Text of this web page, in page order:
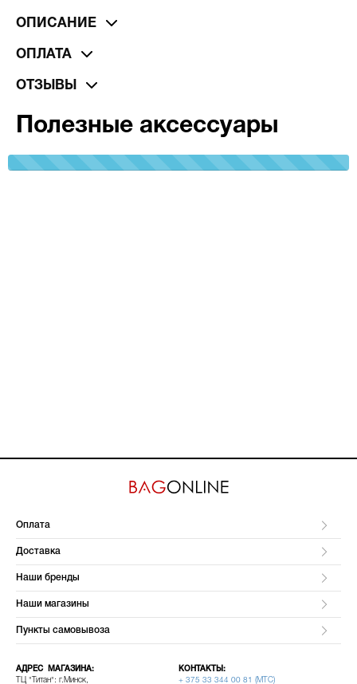
ОПИСАНИЕ
ОПЛАТА
ОТЗЫВЫ
Полезные аксессуары
100%
Оплата
Доставка
Наши бренды
Наши магазины
Пункты самовывоза
АДРЕС МАГАЗИНА:
ТЦ "Титан": г.Минск,
КОНТАКТЫ:
+ 375 33 344 00 81 (МТС)